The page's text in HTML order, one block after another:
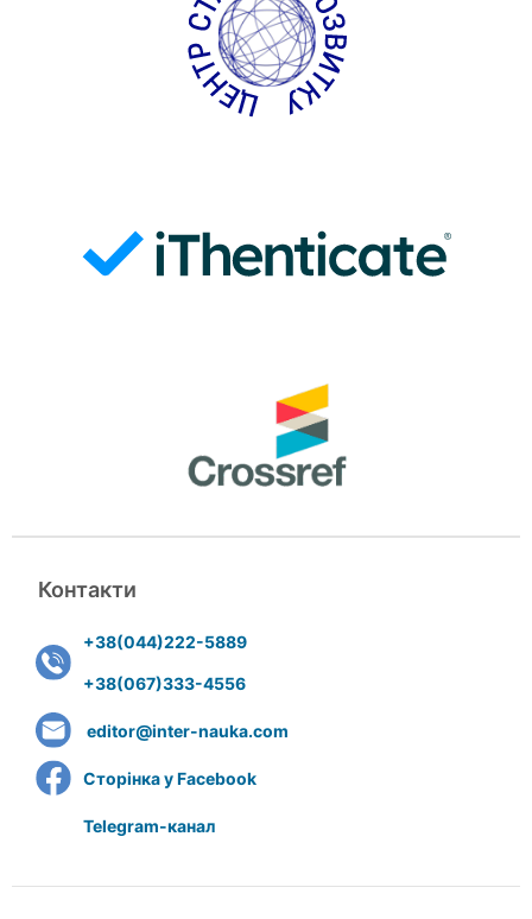
Контакти
+38(044)222-5889
+38(067)333-4556
editor@inter-nauka.com
Сторінка у Facebook
Telegram-канал